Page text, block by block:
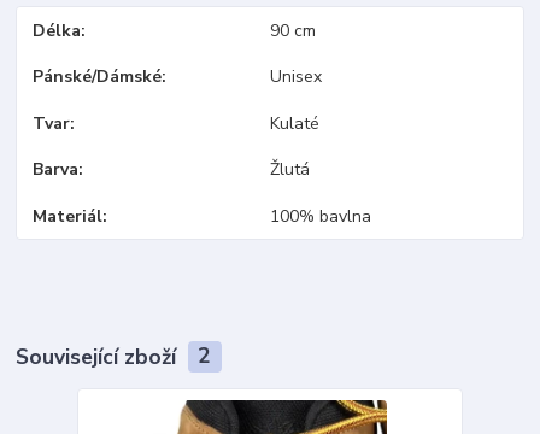
Délka 90 cm
Pánské/Dámské Unisex
Tvar Kulaté
Barva Žlutá
Materiál 100% bavlna
Související zboží 2